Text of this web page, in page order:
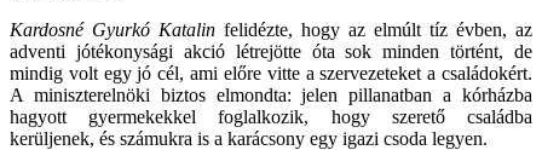
Kardosné Gyurkó Katalin felidézte, hogy az elmúlt tíz évben, az
adventi jótékonysági akció létrejötte óta sok minden történt, de
mindig volt egy jó cél, ami előre vitte a szervezeteket a családokért.
A miniszterelnöki biztos elmondta: jelen pillanatban a kórházba
hagyott gyermekekkel foglalkozik, hogy szerető családba
kerüljenek, és számukra is a karácsony egy igazi csoda legyen.